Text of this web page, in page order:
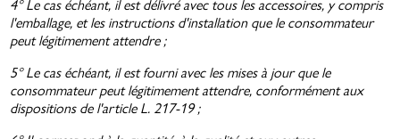
l'emballage, et les instructions d'installation que le consommateur
peut légitimement attendre ;
5° Le cas échéant, il est fourni avec les mises à jour que le
consommateur peut légitimement attendre, conformément aux
dispositions de l'article L. 217-19 ;